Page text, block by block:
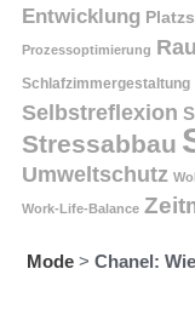
Entwicklung
Prozessoptimierung
Schlafzimmergestaltung
Selbstreflexion
Stressabbau
Umweltschutz
Work-Life-Balance
Mode> Chanel: